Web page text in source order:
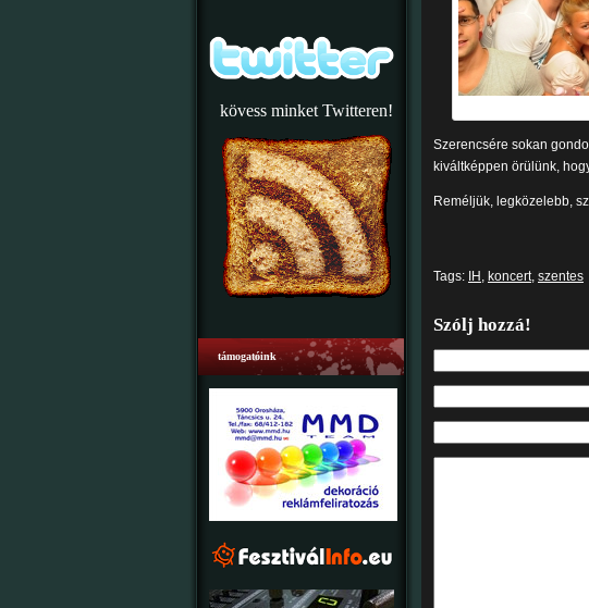
kövess minket Twitteren!
támogatóink
Szerencsére sokan
kiváltképpen örülünk,
Reméljük, legközelebb,
Tags: IH , koncert, szentes
Szólj hozzá!